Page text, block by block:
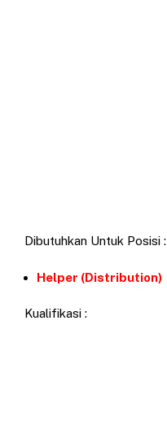
Dibutuhkan Untuk Posisi :
Helper (Distribution)
Kualifikasi :